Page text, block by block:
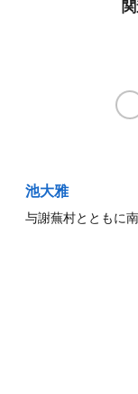
池大雅
与謝蕪村とともに